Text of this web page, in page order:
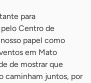
para
Centro de
papel como
em Mato
de mostrar que
caminham juntos, por